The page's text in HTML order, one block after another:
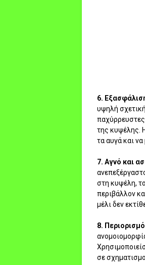
6.
υψηλή
παχύρρευστες
της κυψέλης.
τα αυγά και
7. Αγνό και
στη κυψέλη,
περιβάλλον
μέλι δεν
8.
σε